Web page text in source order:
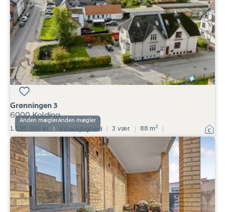
Anden mægler
Grønningen 3
6000 Kolding
1.195.000 kr. | Villalejlighed | 3 vær. | 88 m2 |
Villalejlighed:
Strandbygade
79,
6700
Esbjerg